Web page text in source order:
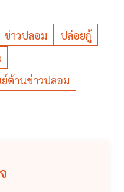
ข่าวปลอม
ปล่อยกู้
ต้านข่าวปลอม